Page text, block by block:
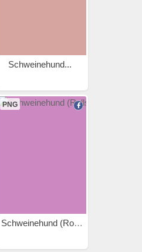
Schweinehund...
PNG
Schweinehund (Rollschuhe)